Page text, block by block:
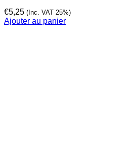
€5,25 (Inc. VAT 25%)
Ajouter au panier